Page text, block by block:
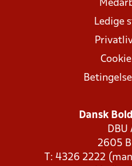
Ledige
Dansk
DBU
2605
T: 4326 2222